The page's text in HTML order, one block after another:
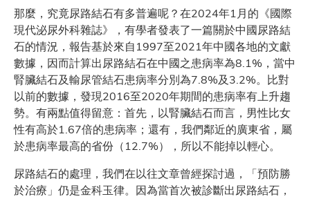
那麼，究竟尿路結石有多普遍呢？在2024年1月的《國際
現代泌尿外科雜誌》，有學者發表了一篇關於中國尿路結
石的情況，報告基於來自1997至2021年中國各地的文獻
數據，因而計算出尿路結石在中國之患病率為8.1%，當中
腎臟結石及輸尿管結石患病率分別為7.8%及3.2%。比對
以前的數據，發現2016至2020年期間的患病率有上升趨
勢。有兩點值得留意：首先，以腎臟結石而言，男性比女
性有高於1.67倍的患病率；還有，我們鄰近的廣東省，屬
於患病率最高的省份（12.7%），所以不能掉以輕心。
尿路結石的處理，我們在以往文章曾經探討過，「預防勝
於治療」仍是金科玉律。因為當首次被診斷出尿路結石，